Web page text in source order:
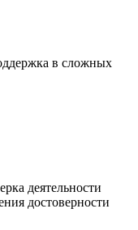
в сложных
деятельности
достоверности